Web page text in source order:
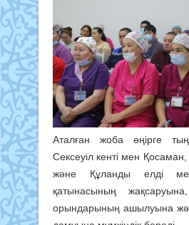
Аталған жоба өңірге
Сексеуіл кенті мен
және Құланды елді
қатынасының
орындарының ашылуына